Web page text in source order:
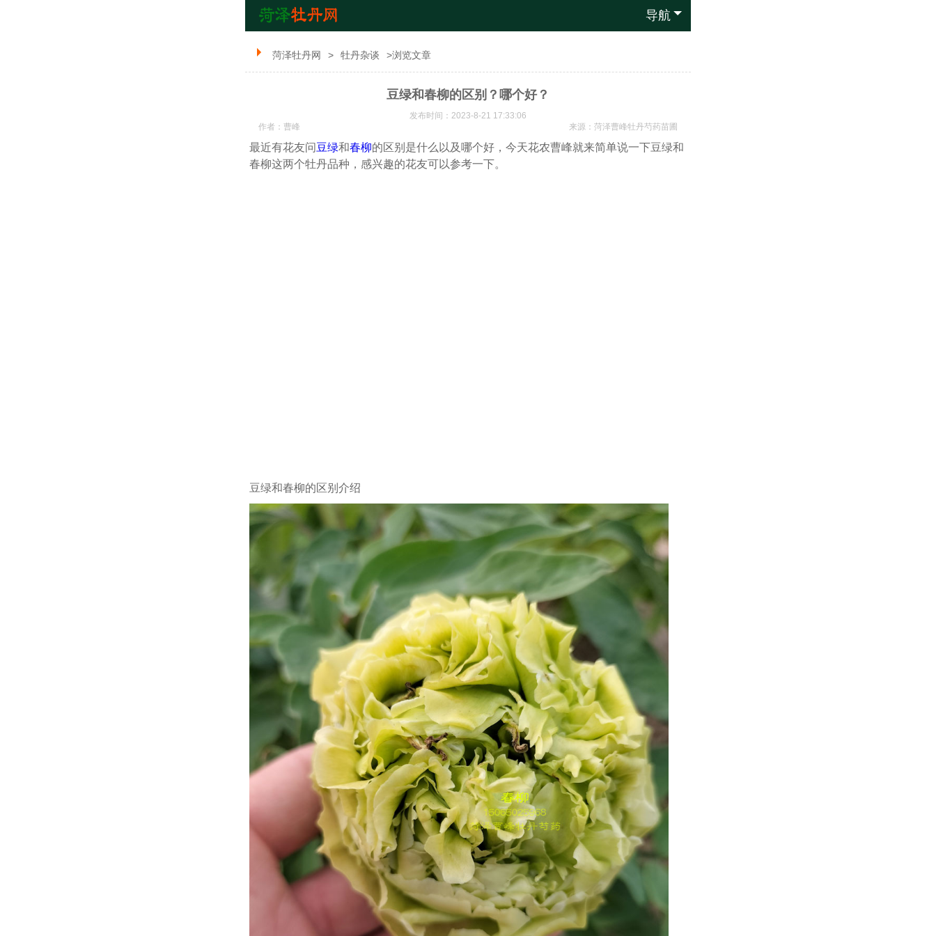
导航
菏泽牡丹网 > 牡丹杂谈 >浏览文章
豆绿和春柳的区别？哪个好？
发布时间：2023-8-21 17:33:06
来源：菏泽曹峰牡丹芍药苗圃
作者：曹峰
最近有花友问豆绿和春柳的区别是什么以及哪个好，今天花农曹峰就来简单说一下豆绿和
春柳这两个牡丹品种，感兴趣的花友可以参考一下。
豆绿和春柳的区别介绍